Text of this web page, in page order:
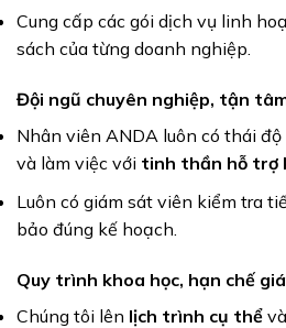
Cung cấp các gói dịch vụ linh
sách của từng doanh nghiệp.
Đội ngũ chuyên nghiệp, tận
Nhân viên ANDA luôn có thái
và làm việc với tinh thần hỗ trợ
Luôn có giám sát viên kiểm tra
bảo đúng kế hoạch.
Quy trình khoa học, hạn chế
Chúng tôi lên lịch trình cụ thể và